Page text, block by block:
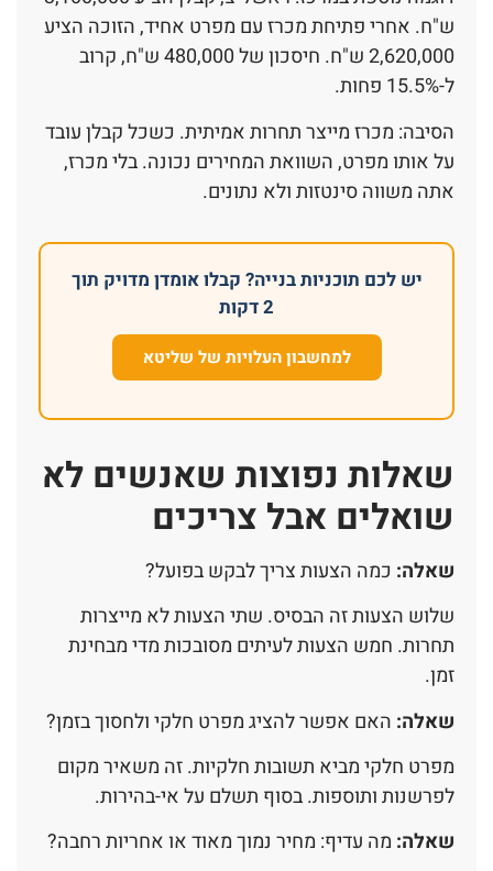
ש"ח. אחרי פתיחת מכרז עם מפרט אחיד, הזוכה הציע
2,620,000 ש"ח. חיסכון של 480,000 ש"ח, קרוב
ל-15.5% פחות.
הסיבה: מכרז מייצר תחרות אמיתית. כשכל קבלן עובד
על אותו מפרט, השוואת המחירים נכונה. בלי מכרז,
אתה משווה סינטזות ולא נתונים.
יש לכם תוכניות בנייה? קבלו אומדן מדויק תוך
2 דקות
למחשבון העלויות של שליטא
שאלות נפוצות שאנשים לא
שואלים אבל צריכים
שאלה: כמה הצעות צריך לבקש בפועל?
שלוש הצעות זה הבסיס. שתי הצעות לא מייצרות
תחרות. חמש הצעות לעיתים מסובכות מדי מבחינת
זמן.
שאלה: האם אפשר להציג מפרט חלקי ולחסוך בזמן?
מפרט חלקי מביא תשובות חלקיות. זה משאיר מקום
לפרשנות ותוספות. בסוף תשלם על אי-בהירות.
שאלה: מה עדיף: מחיר נמוך מאוד או אחריות רחבה?